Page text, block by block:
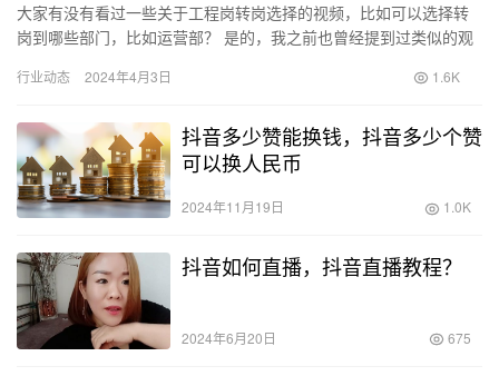
大家有没有看过一些关于工程岗转岗选择的视频，比如可以选择转
岗到哪些部门，比如运营部？ 是的，我之前也曾经提到过类似的观
已…
行业动态 2024年4月3日 1.6K
抖音多少赞能换钱，抖音多少个赞
可以换人民币
2024年11月19日 1.0K
抖音如何直播，抖音直播教程？
2024年6月20日 675